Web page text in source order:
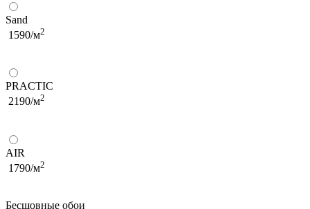
Sand
1590/м2
PRACTIC
2190/м2
AIR
1790/м2
Бесшовные обои